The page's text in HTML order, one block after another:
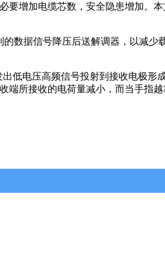
增加电缆芯数，安全隐患增加。
据信号降压后送解调器，以减少
低电压高频信号投射到接收电极形
所接收的电荷量减小，而当手指